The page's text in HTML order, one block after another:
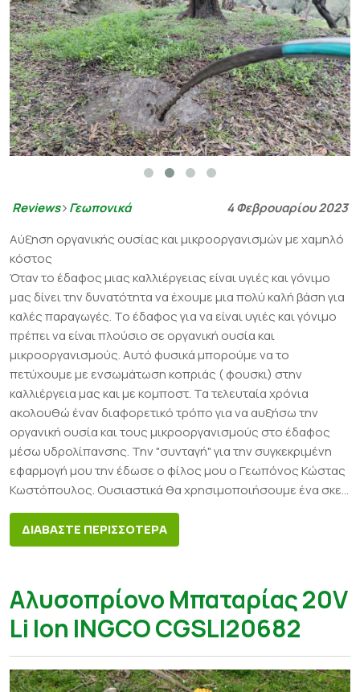
Reviews Γεωπονικά
4 Φεβρουαρίου 2023
Αύξηση οργανικής ουσίας και μικροοργανισμών με χαμηλό
κόστος
Όταν το έδαφος μιας καλλιέργειας είναι υγιές και γόνιμο
μας δίνει την δυνατότητα να έχουμε μια πολύ καλή βάση για
καλές παραγωγές. Το έδαφος για να είναι υγιές και γόνιμο
πρέπει να είναι πλούσιο σε οργανική ουσία και
μικροοργανισμούς. Αυτό φυσικά μπορούμε να το
πετύχουμε με ενσωμάτωση κοπριάς ( φουσκι) στην
καλλιέργεια μας και με κομποστ. Τα τελευταία χρόνια
ακολουθώ έναν διαφορετικό τρόπο για να αυξήσω την
οργανική ουσία και τους μικροοργανισμούς στο έδαφος
μέσω υδρολίπανσης. Την "συνταγή" για την συγκεκριμένη
εφαρμογή μου την έδωσε ο φίλος μου ο Γεωπόνος Κώστας
Κωστόπουλος. Ουσιαστικά θα χρησιμοποιήσουμε ένα σκε...
ΔΙΑΒΑΣΤΕ ΠΕΡΙΣΣΟΤΕΡΑ
Αλυσοπρίονο Μπαταρίας 20V
Li Ion INGCO CGSLI20682